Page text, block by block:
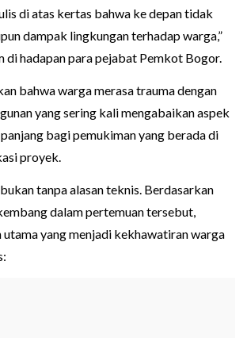
di atas kertas bahwa ke depan tidak
dampak lingkungan terhadap warga,”
di hadapan para pejabat Pemkot Bogor.
bahwa warga merasa trauma dengan
yang sering kali mengabaikan aspek
bagi pemukiman yang berada di
proyek.
tanpa alasan teknis. Berdasarkan
dalam pertemuan tersebut,
yang menjadi kekhawatiran warga